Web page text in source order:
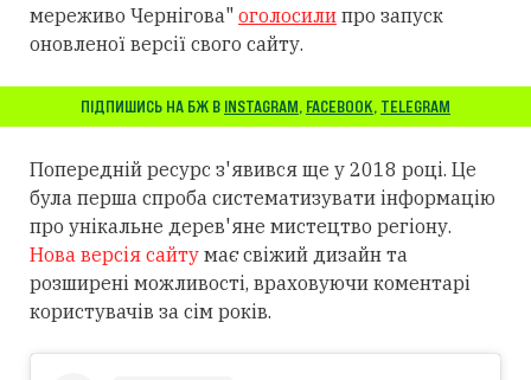
мереживо Чернігова" оголосили про запуск
оновленої версії свого сайту.
ПІДПИШИСЬ НА БЖ В INSTAGRAM, FACEBOOK, TELEGRAM
Попередній ресурс з'явився ще у 2018 році. Це
була перша спроба систематизувати інформацію
про унікальне дерев'яне мистецтво регіону.
Нова версія сайту має свіжий дизайн та
розширені можливості, враховуючи коментарі
користувачів за сім років.